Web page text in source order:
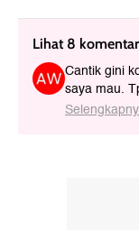
Lihat 8 komentar
Cantik gini
saya mau.